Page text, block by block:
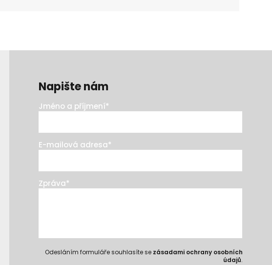
Napište nám
Jméno a příjmení*
E-mailová adresa*
Zpráva*
Odesláním formuláře souhlasíte se zásadami ochrany osobních
údajů.